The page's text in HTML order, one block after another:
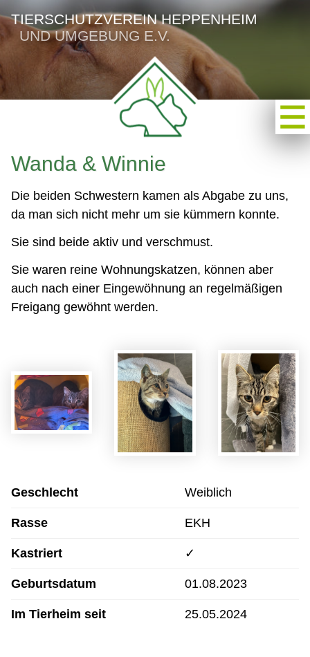
TIERSCHUTZVEREIN HEPPENHEIM
UND UMGEBUNG E.V.
Wanda & Winnie
Die beiden Schwestern kamen als Abgabe zu uns,
da man sich nicht mehr um sie kümmern konnte.
Sie sind beide aktiv und verschmust.
Sie waren reine Wohnungskatzen, können aber
auch nach einer Eingewöhnung an regelmäßigen
Freigang gewöhnt werden.
Geschlecht Weiblich
Rasse EKH
Kastriert ✓
Geburtsdatum 01.08.2023
Im Tierheim seit 25.05.2024